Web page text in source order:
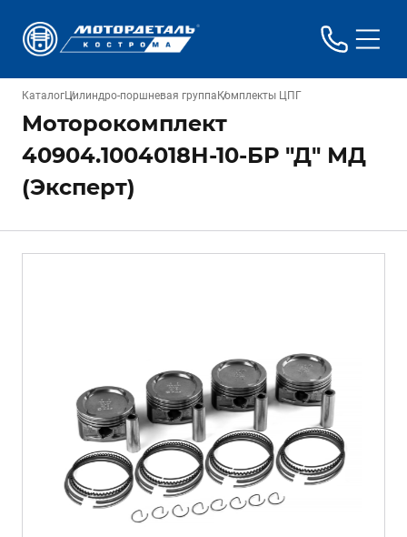
КаталогЦилиндро-поршневая группа Комплекты ЦПГ
Моторокомплект
40904.1004018Н-10-БР "Д" МД
(Эксперт)